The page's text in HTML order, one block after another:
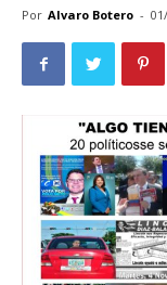
Por Alvaro Botero -